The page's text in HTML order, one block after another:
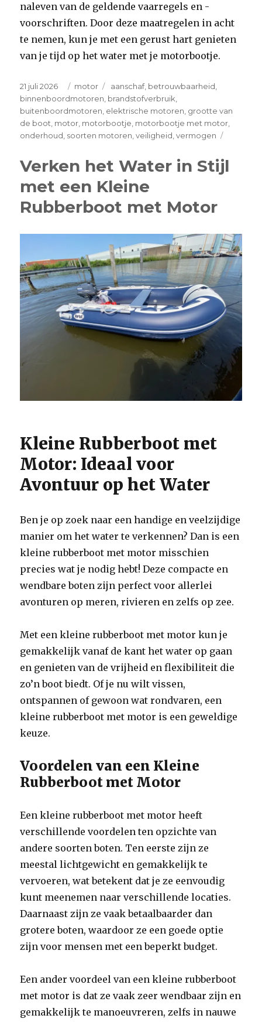
naleven van de geldende vaarregels en -
voorschriften. Door deze maatregelen in acht
te nemen, kun je met een gerust hart genieten
van je tijd op het water met je motorbootje.
Posted
on
21 juli 2026 Categories
motor Tags
aanschaf, betrouwbaarheid,
binnenboordmotoren, brandstofverbruik,
buitenboordmotoren, elektrische motoren, grootte van
de boot, motor, motorbootje, motorbootje met motor,
onderhoud, soorten motoren,veiligheid,vermogen
de
Motor!
Verken het Water in Stijl
met een Kleine
Rubberboot met Motor
Kleine Rubberboot met
Motor: Ideaal voor
Avontuur op het Water
Ben je op zoek naar een handige en veelzijdige
manier om het water te verkennen? Dan is een
kleine rubberboot met motor misschien
precies wat je nodig hebt! Deze compacte en
wendbare boten zijn perfect voor allerlei
avonturen op meren, rivieren en zelfs op zee.
Met een kleine rubberboot met motor kun je
gemakkelijk vanaf de kant het water op gaan
en genieten van de vrijheid en flexibiliteit die
zo’n boot biedt. Of je nu wilt vissen,
ontspannen of gewoon wat rondvaren, een
kleine rubberboot met motor is een geweldige
keuze.
Voordelen van een Kleine
Rubberboot met Motor
Een kleine rubberboot met motor heeft
verschillende voordelen ten opzichte van
andere soorten boten. Ten eerste zijn ze
meestal lichtgewicht en gemakkelijk te
vervoeren, wat betekent dat je ze eenvoudig
kunt meenemen naar verschillende locaties.
Daarnaast zijn ze vaak betaalbaarder dan
grotere boten, waardoor ze een goede optie
zijn voor mensen met een beperkt budget.
Een ander voordeel van een kleine rubberboot
met motor is dat ze vaak zeer wendbaar zijn en
gemakkelijk te manoeuvreren, zelfs in nauwe